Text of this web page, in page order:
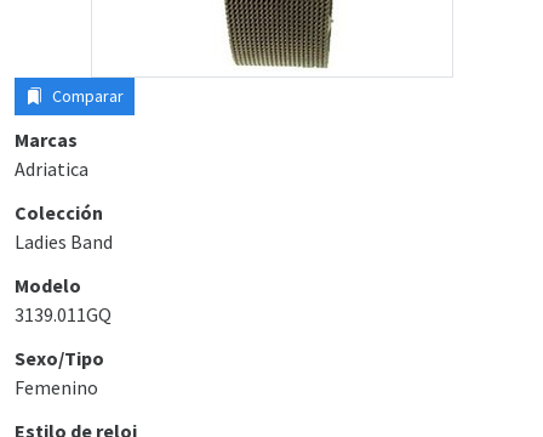
Comparar
Marcas
Adriatica
Colección
Ladies Band
Modelo
3139.011GQ
Sexo/Tipo
Femenino
Estilo de reloj